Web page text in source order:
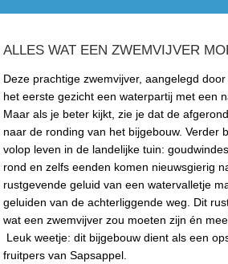
ALLES WAT EEN ZWEMVIJVER
Deze prachtige zwemvijver, aangelegd
het eerste gezicht een waterpartij met een
Maar als je beter kijkt, zie je dat de
naar de ronding van het bijgebouw. Verder
volop leven in de landelijke tuin:
rond en zelfs eenden komen nieuwsgierig
rustgevende geluid van een watervalletje
geluiden van de achterliggende weg. Dit
wat een zwemvijver zou moeten zijn én
Leuk weetje: dit bijgebouw dient als een
fruitpers van Sapsappel.